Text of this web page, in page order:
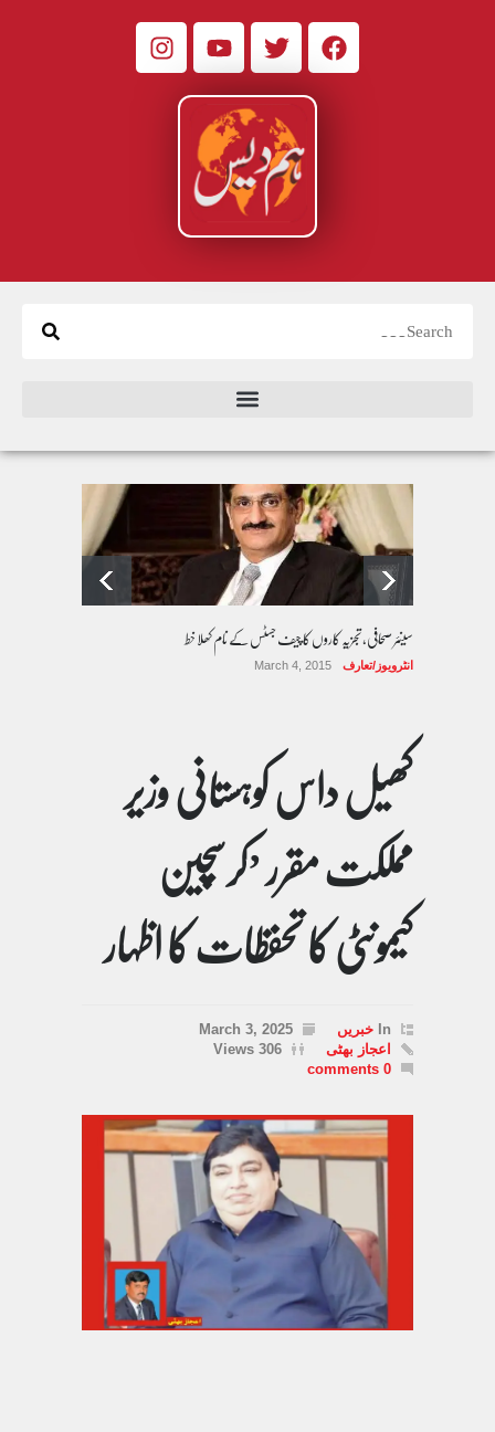
سینئر صحافی، تجزیہ کاروں کا چیف جسٹس کے نام کھلا خط
انٹرویوز/تعارف March 4, 2015
کھیل داس کوہستانی وزیر
مملکت مقرر ’کرسچین
کیمونٹی کا تحفظات کا اظہار
In خبریں
March 3, 2025
اعجاز بھٹی
306 Views
0 comments